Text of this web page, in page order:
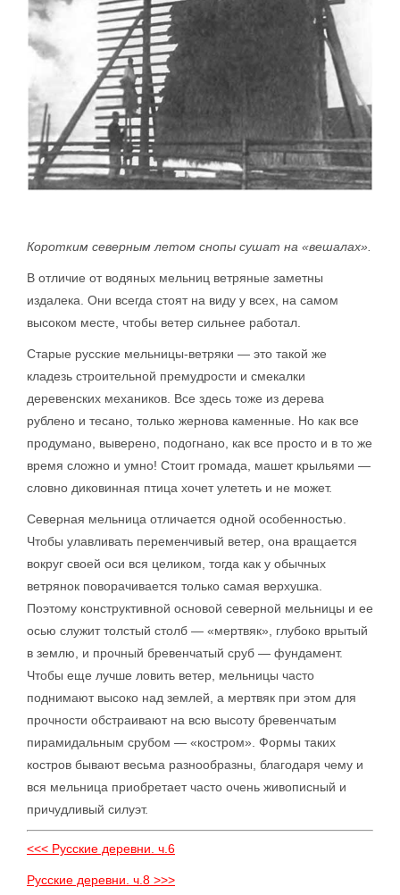
Коротким северным летом снопы сушат на «вешалах».
В отличие от водяных мельниц ветряные заметны
издалека. Они всегда стоят на виду у всех, на самом
высоком месте, чтобы ветер сильнее работал.
Старые русские мельницы-ветряки — это такой же
кладезь строительной премудрости и смекалки
деревенских механиков. Все здесь тоже из дерева
рублено и тесано, только жернова каменные. Но как все
продумано, выверено, подогнано, как все просто и в то же
время сложно и умно! Стоит громада, машет крыльями —
словно диковинная птица хочет улететь и не может.
Северная мельница отличается одной особенностью.
Чтобы улавливать переменчивый ветер, она вращается
вокруг своей оси вся целиком, тогда как у обычных
ветрянок поворачивается только самая верхушка.
Поэтому конструктивной основой северной мельницы и ее
осью служит толстый столб — «мертвяк», глубоко врытый
в землю, и прочный бревенчатый сруб — фундамент.
Чтобы еще лучше ловить ветер, мельницы часто
поднимают высоко над землей, а мертвяк при этом для
прочности обстраивают на всю высоту бревенчатым
пирамидальным срубом — «костром». Формы таких
костров бывают весьма разнообразны, благодаря чему и
вся мельница приобретает часто очень живописный и
причудливый силуэт.
<<< Русские деревни. ч.6
Русские деревни. ч.8 >>>